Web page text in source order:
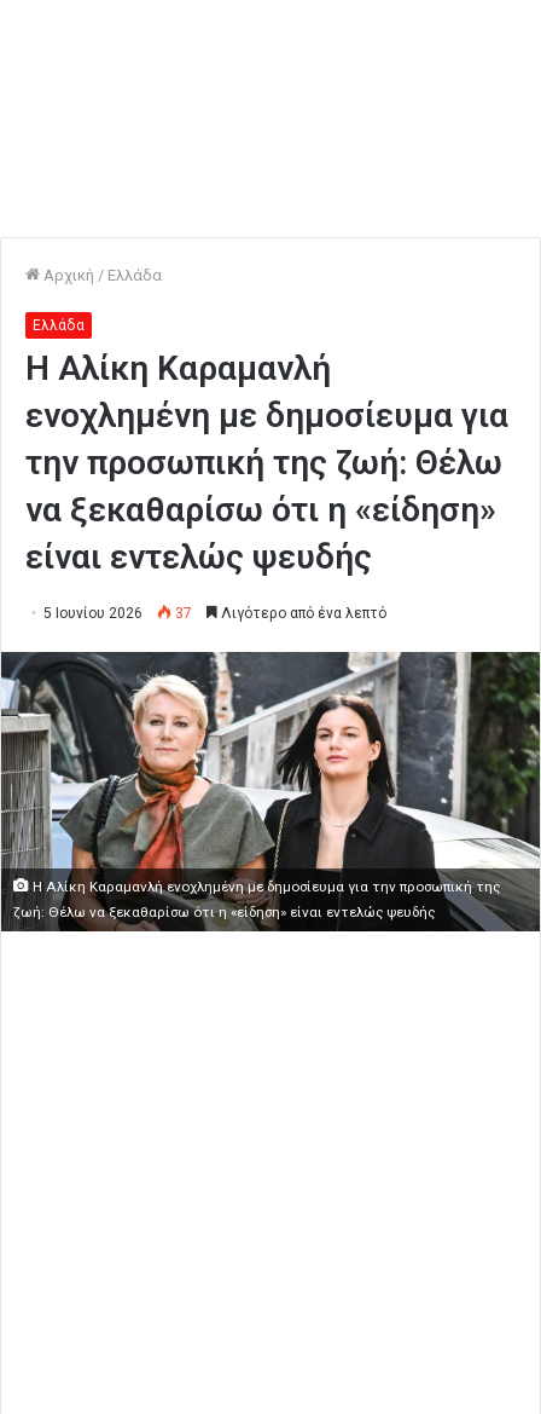
Αρχική / Ελλάδα
Ελλάδα
Η Αλίκη Καραμανλή
ενοχλημένη με δημοσίευμα για
την προσωπική της ζωή: Θέλω
να ξεκαθαρίσω ότι η «είδηση»
είναι εντελώς ψευδής
5 Ιουνίου 2026 37 Λιγότερο από ένα λεπτό
Η Αλίκη Καραμανλή ενοχλημένη με δημοσίευμα για την προσωπική της
ζωή: Θέλω να ξεκαθαρίσω ότι η «είδηση» είναι εντελώς ψευδής